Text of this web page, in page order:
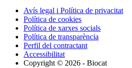
Avís legal i Política de privacitat
Política de cookies
Política de xarxes socials
Política de transparència
Perfil del contractant
Accessibilitat
Copyright © 2026 - Biocat